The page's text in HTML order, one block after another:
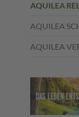
AQUILEA
AQUILEA
AQUILEA